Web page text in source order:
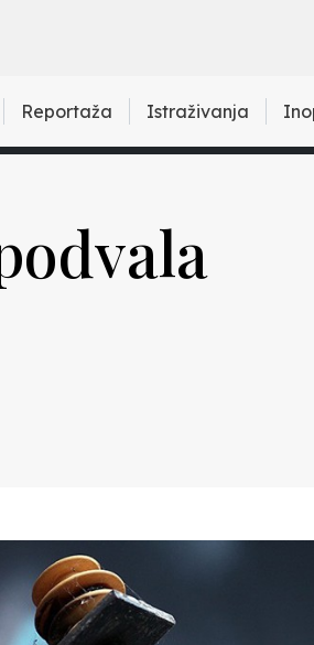
Reportaža Istraživanja